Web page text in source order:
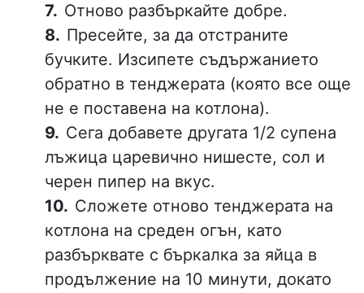
Отново разбъркайте добре.
Пресейте, за да отстраните
бучките. Изсипете съдържанието
обратно в тенджерата (която все още
не е поставена на котлона).
Сега добавете другата 1/2 супена
лъжица царевично нишесте, сол и
черен пипер на вкус.
Сложете отново тенджерата на
котлона на среден огън, като
разбърквате с бъркалка за яйца в
продължение на 10 минути, докато